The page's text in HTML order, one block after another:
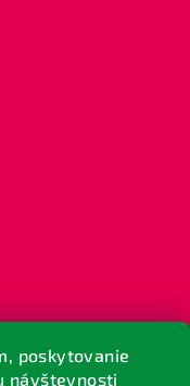
poskytovanie
návštevnosti